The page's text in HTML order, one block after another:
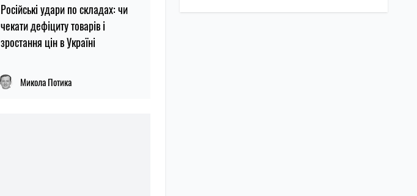
Російські удари по складах: чи
чекати дефіциту товарів і
зростання цін в Україні
Микола Потика